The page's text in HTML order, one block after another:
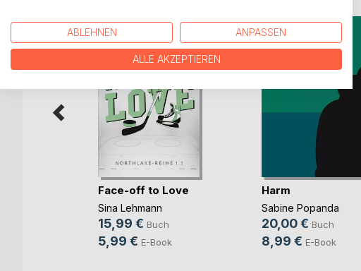
Face-off to Love
Sina Lehmann
15,99 € Buch
5,99 € E-Book
Harm
Sabine Popanda
20,00 € Buch
8,99 € E-Book
ABLEHNEN ANPASSEN
ALLE AKZEPTIEREN